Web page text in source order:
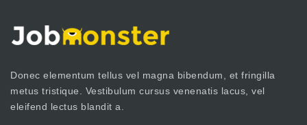
Donec elementum tellus vel magna bibendum, et fringilla
metus tristique. Vestibulum cursus venenatis lacus, vel
eleifend lectus blandit a.